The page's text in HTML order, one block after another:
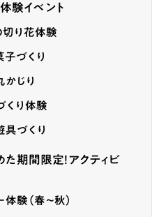
験イベント
切り花体験
子づくり
かじり
くり体験
具づくり
期間限定！アクティビ
験（春〜秋）